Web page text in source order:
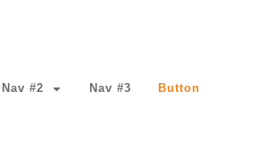
Nav #2 Nav #3 Button